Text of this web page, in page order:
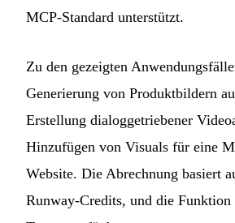
MCP-Standard unterstützt.
Zu den gezeigten
Generierung von Produktbildern
Erstellung dialoggetriebener
Hinzufügen von Visuals für eine
Website. Die Abrechnung basiert
Runway-Credits, und die